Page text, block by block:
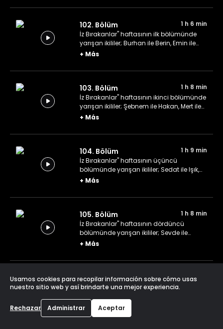
102. Bölüm
1 h 6 min
İz Bırakanlar" haftasının ilk bölümünde
yarışan ikililer; Burhan ile Berin, Emin ile
İsmail ve Ezgi ile Ramazan.
+ Más
103. Bölüm
1 h 8 min
İz Bırakanlar" haftasının ikinci bölümünde
yarışan ikililer; Şebnem ile Hakan, Mert ile
Berivan ve Ahmet ile Katya.
+ Más
104. Bölüm
1 h 9 min
İz Bırakanlar" haftasının üçüncü
bölümünde yarışan ikililer; Sedat ile Işık,
Sena ile Ömer ve Pelin ile Abdurrahman.
+ Más
105. Bölüm
1 h 8 min
İz Bırakanlar" haftasının dördüncü
bölümünde yarışan ikililer; Sevde ile
Ayşegül, Seçkin ile Hatice ve Betül ile
+ Más
106. Bölüm
1 h 9 min
İz Bırakanlar" haftasının beşinci
Döndü, Mehmet ile Fuat ve Zeliha ile İrem.
+ Más
Usamos cookies para recopilar información sobre cómo usas
nuestro sitio web y así brindarte una mejor experiencia.
Rechazar Administrar Aceptar